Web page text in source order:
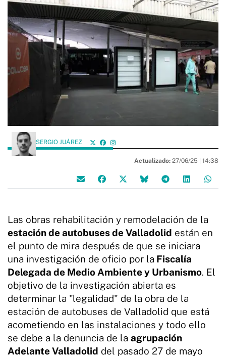
SERGIO JUÁREZ
Actualizado: 27/06/25 | 14:38
Las obras rehabilitación y remodelación de la
estación de autobuses de Valladolid están en
el punto de mira después de que se iniciara
una investigación de oficio por la Fiscalía
Delegada de Medio Ambiente y Urbanismo. El
objetivo de la investigación abierta es
determinar la "legalidad" de la obra de la
estación de autobuses de Valladolid que está
acometiendo en las instalaciones y todo ello
se debe a la denuncia de la agrupación
Adelante Valladolid del pasado 27 de mayo